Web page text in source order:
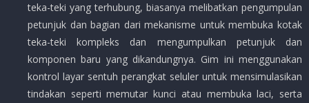
teka-teki yang terhubung, biasanya melibatkan pengumpulan
petunjuk dan bagian dari mekanisme untuk membuka kotak
teka-teki kompleks dan mengumpulkan petunjuk dan
komponen baru yang dikandungnya. Gim ini menggunakan
kontrol layar sentuh perangkat seluler untuk mensimulasikan
tindakan seperti memutar kunci atau membuka laci, serta